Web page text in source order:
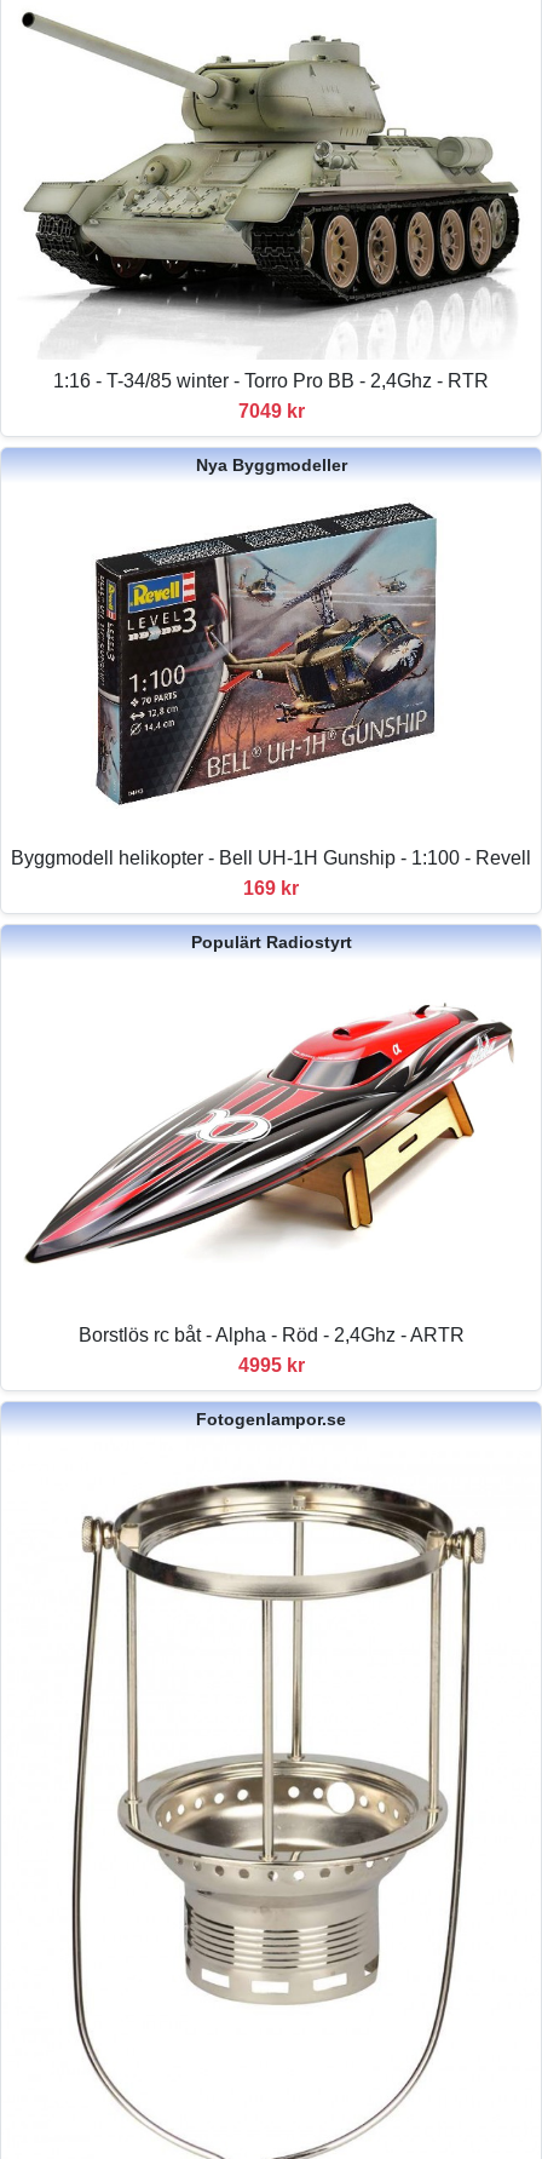
1:16 - T-34/85 winter - Torro Pro BB - 2,4Ghz - RTR
7049 kr
Nya Byggmodeller
Byggmodell helikopter - Bell UH-1H Gunship - 1:100 - Revell
169 kr
Populärt Radiostyrt
Borstlös rc båt - Alpha - Röd - 2,4Ghz - ARTR
4995 kr
Fotogenlampor.se